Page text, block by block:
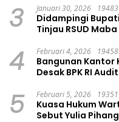
3 Januari 30, 2026
Didampingi
Tinjau RSUD Maba
4 Februari 4, 2026
Bangunan Kantor
Desak BPK RI
5 Februari 5, 2026
Kuasa Hukum
Sebut Yulia